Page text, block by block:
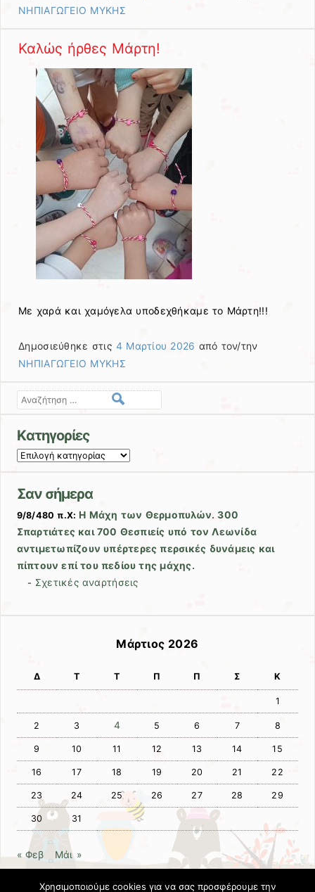
ΝΗΠΙΑΓΩΓΕΙΟ ΜΥΚΗΣ
Καλώς ήρθες Μάρτη!
Με χαρά και χαμόγελα υποδεχθήκαμε το Μάρτη!!!
Δημοσιεύθηκε στις 4 Μαρτίου 2026 από τον/την
ΝΗΠΙΑΓΩΓΕΙΟ ΜΥΚΗΣ
Αναζήτηση
Kατηγορίες
Kατηγορίες
Σαν σήμερα
9/8/480 π.Χ: Η Μάχη των Θερμοπυλών. 300
Σπαρτιάτες και 700 Θεσπιείς υπό τον Λεωνίδα
αντιμετωπίζουν υπέρτερες περσικές δυνάμεις και
πίπτουν επί του πεδίου της μάχης.
- Σχετικές αναρτήσεις
Μάρτιος 2026
Δ Τ Τ Π Π Σ Κ
1
2 3 4 5 6 7 8
9 10 11 12 13 14 15
16 17 18 19 20 21 22
23 24 25 26 27 28 29
30 31
« Φεβ Μάι »
Χρησιμοποιούμε cookies για να σας προσφέρουμε την